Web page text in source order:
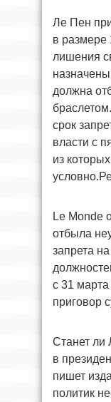
Ле Пен
в размере
лишения
должна
срок
власти с
из
Le Monde
отбыла
запрета
с 31 марта
приговор
Станет ли
в
пишет
политик